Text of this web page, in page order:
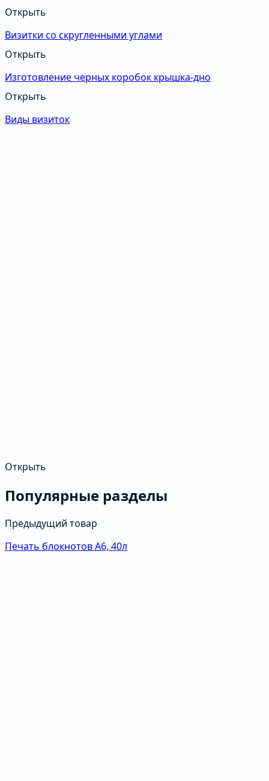
Открыть
Визитки со скругленными углами
Открыть
Изготовление черных коробок крышка-дно
Открыть
Виды визиток
Открыть
Популярные разделы
Предыдущий товар
Печать блокнотов А6, 40л